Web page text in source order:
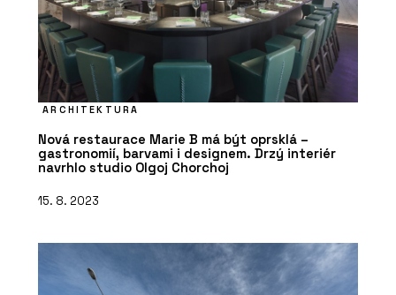
ARCHITEKTURA
Nová restaurace Marie B má být oprsklá –
gastronomií, barvami i designem. Drzý interiér
navrhlo studio Olgoj Chorchoj
15. 8. 2023